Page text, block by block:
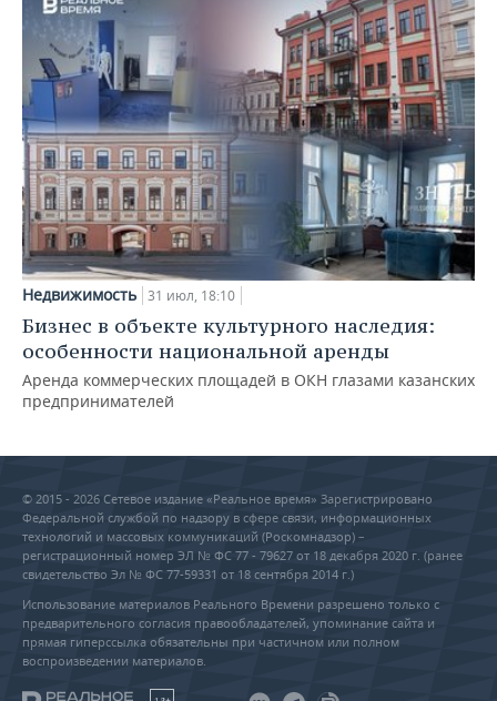
Недвижимость 31 июл, 18:10
Бизнес в объекте культурного наследия:
особенности национальной аренды
Аренда коммерческих площадей в ОКН глазами казанских
предпринимателей
© 2015 - 2026 Сетевое издание «Реальное время» Зарегистрировано
Федеральной службой по надзору в сфере связи, информационных
технологий и массовых коммуникаций (Роскомнадзор) –
регистрационный номер ЭЛ № ФС 77 - 79627 от 18 декабря 2020 г. (ранее
свидетельство Эл № ФС 77-59331 от 18 сентября 2014 г.)
Использование материалов Реального Времени разрешено только с
предварительного согласия правообладателей, упоминание сайта и
прямая гиперссылка обязательны при частичном или полном
воспроизведении материалов.